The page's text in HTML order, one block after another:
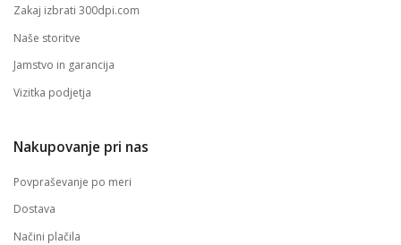
Zakaj izbrati 300dpi.com
Naše storitve
Jamstvo in garancija
Vizitka podjetja
Nakupovanje pri nas
Povpraševanje po meri
Dostava
Načini plačila